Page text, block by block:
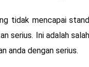
tidak mencapai
serius. Ini adalah
anda dengan serius.